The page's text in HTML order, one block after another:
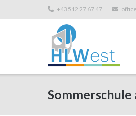
+43 512 27 67 47
Sommerschule